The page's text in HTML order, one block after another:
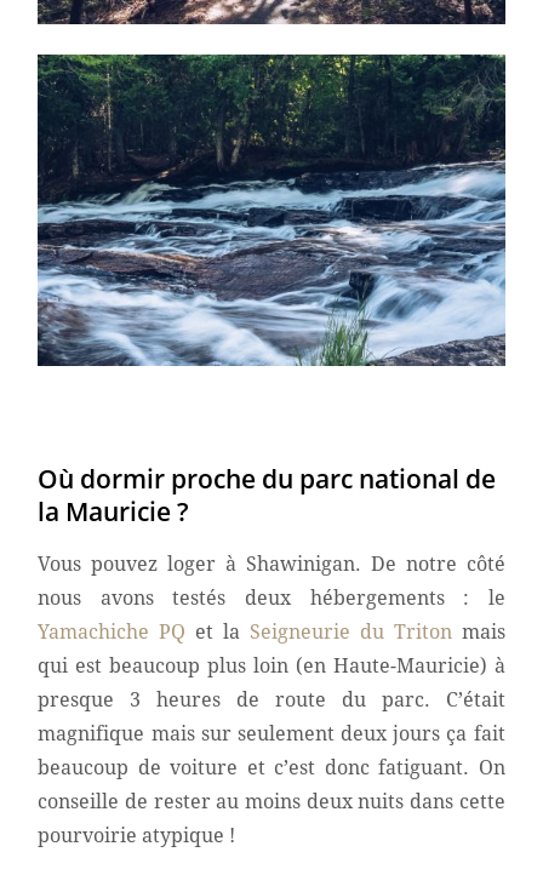
Où dormir proche du parc national de
la Mauricie ?
Vous pouvez loger à Shawinigan. De notre côté
nous avons testés deux hébergements : le
Yamachiche PQ et la Seigneurie du Tritonmais
qui est beaucoup plus loin (en Haute-Mauricie) à
presque 3 heures de route du parc. C’était
magnifique mais sur seulement deux jours ça fait
beaucoup de voiture et c’est donc fatiguant. On
conseille de rester au moins deux nuits dans cette
pourvoirie atypique !